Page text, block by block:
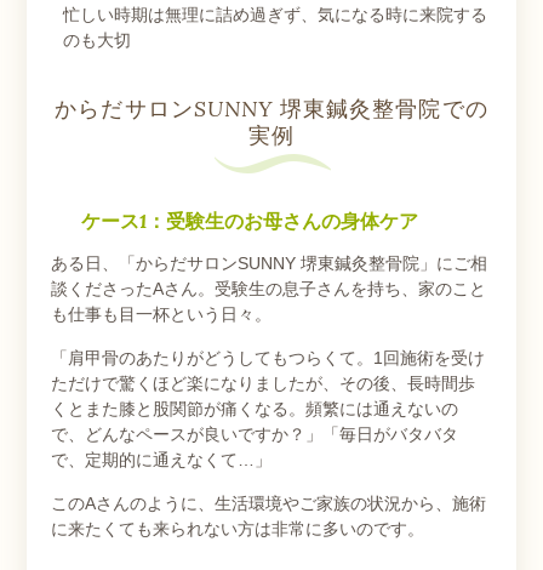
忙しい時期は無理に詰め過ぎず、気になる時に来院する
のも大切
からだサロンSUNNY 堺東鍼灸整骨院での
実例
ケース1：受験生のお母さんの身体ケア
ある日、「からだサロンSUNNY 堺東鍼灸整骨院」にご相
談くださったAさん。受験生の息子さんを持ち、家のこと
も仕事も目一杯という日々。
「肩甲骨のあたりがどうしてもつらくて。1回施術を受け
ただけで驚くほど楽になりましたが、その後、長時間歩
くとまた膝と股関節が痛くなる。頻繁には通えないの
で、どんなペースが良いですか？」「毎日がバタバタ
で、定期的に通えなくて…」
このAさんのように、生活環境やご家族の状況から、施術
に来たくても来られない方は非常に多いのです。